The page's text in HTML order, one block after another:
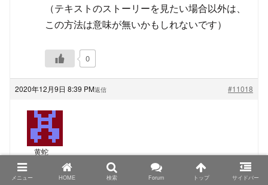
（テキストのストーリーを見たい場合以外は、
この方法は意味が無いかもしれないです）
0
2020年12月9日 8:39 PM #11018
返信
黄蛇
TRIMUI Model S、PowKiddyさん名義の物もシタンさ
メニュー HOME 検索 Forum トップ サイドバー